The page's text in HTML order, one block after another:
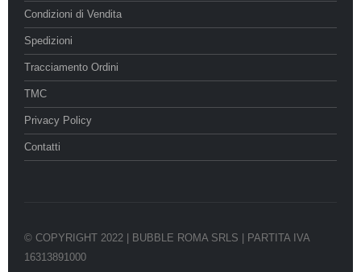
Condizioni di Vendita
Spedizioni
Tracciamento Ordini
TMC
Privacy Policy
Contatti
© COPYRIGHT 2022 | BUBBLE ROMA SRLS | PARTITA IVA
16313891000